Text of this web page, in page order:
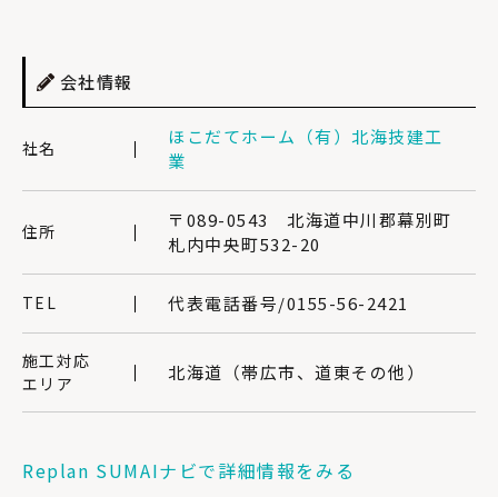
会社情報
社名
ほこだてホーム（有）北海技建工
業
住所
〒089-0543 北海道中川郡幕別町
札内中央町532-20
TEL 代表電話番号/0155-56-2421
施工対応
エリア
北海道（帯広市、道東その他）
Replan SUMAIナビで詳細情報をみる